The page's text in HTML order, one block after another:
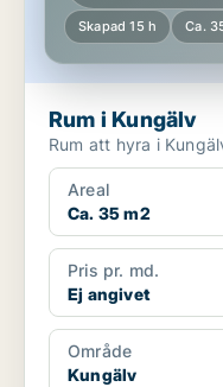
Skapad 15 h Ca.
Rum i Kungälv
Rum att hyra i
Areal
Ca. 35 m2
Pris pr. md.
Ej angivet
Område
Kungälv